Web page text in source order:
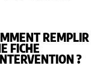
REMPLIR
FICHE
?